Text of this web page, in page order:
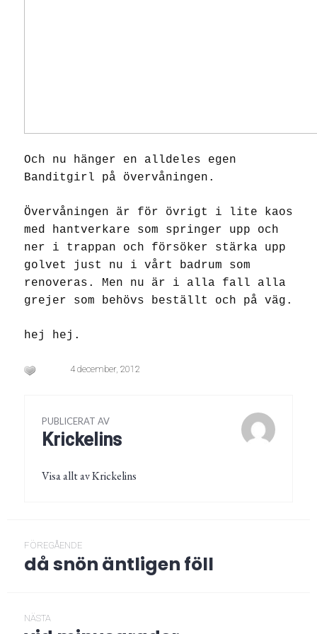
Och nu hänger en alldeles egen
Banditgirl på övervåningen.
Övervåningen är för övrigt i lite kaos
med hantverkare som springer upp och
ner i trappan och försöker stärka upp
golvet just nu i vårt badrum som
renoveras. Men nu är i alla fall alla
grejer som behövs beställt och på väg.
hej hej.
4 december, 2012
PUBLICERAT AV
Krickelins
Visa allt av Krickelins
FÖREGÅENDE
Föregående
då snön äntligen föll
NÄSTA